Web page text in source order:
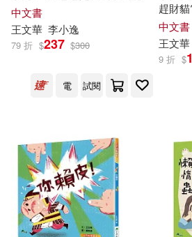
九天星(1) 何寄澎(1)
侯維玲(1)
劉學銚(1)
吳俊龍(1)
周雅順，王文華，馬慧東（
上海科學技術文獻出版社(1)
中國中醫藥出版社(1)
中國少年兒童出版社(1)
中國建築工業出版社(1)
中文書
王文華 李小逸
79 折 $237 $300
電 試閱
趕財
中文書
王文華
9 折 $